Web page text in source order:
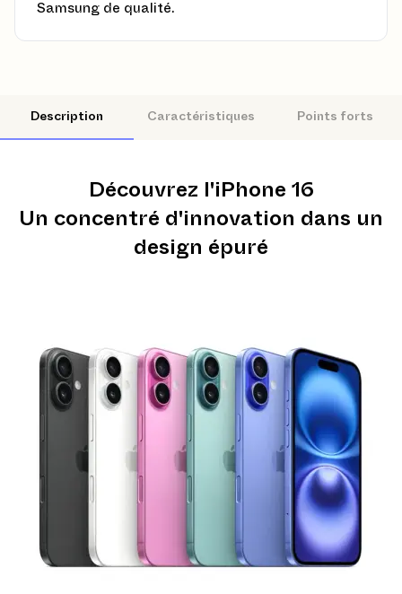
Samsung de qualité.
Description Caractéristiques Points forts
Découvrez l'iPhone 16
Un concentré d'innovation dans un
design épuré